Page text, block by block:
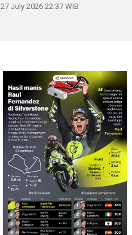
27 July 2026 22:37 WIB